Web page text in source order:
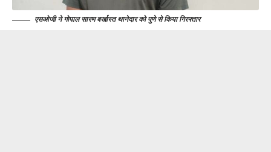
एसओजी ने गोपाल सारण बर्खास्त थानेदार को पुणे से किया गिरफ्तार